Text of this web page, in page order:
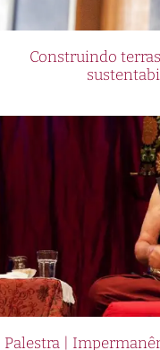
Construindo
Palestra |